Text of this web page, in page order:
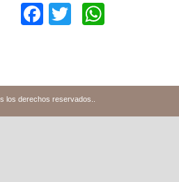
Facebook
Twitter
los derechos reservados.